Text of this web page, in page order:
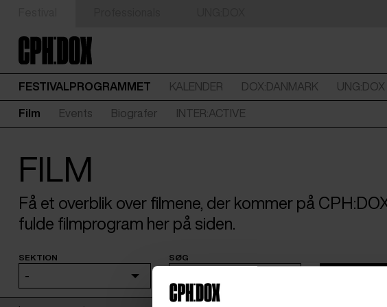
FESTIVALPROGRAMMET KALENDER DOX:DANMARK UNG:DOX
Film Events Biografer INTER:ACTIVE
FILM
Få et overblik over filmene, der kommer på
fulde filmprogram her på siden.
SEKTION
-
SØG